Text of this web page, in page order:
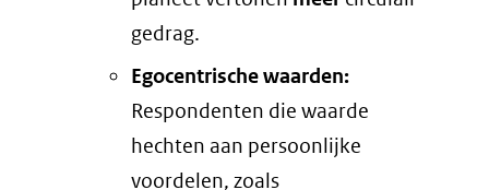
gedrag.
Egocentrische waarden:
Respondenten die waarde
hechten aan persoonlijke
voordelen, zoals